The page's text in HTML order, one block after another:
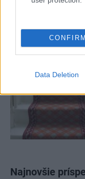
CONFIRM
Data Deletion
Najnovšie